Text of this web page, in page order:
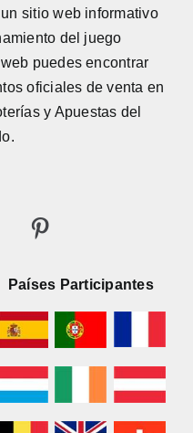
sitio web informativo
del juego
puedes encontrar
oficiales de venta en
y Apuestas del
Países Participantes